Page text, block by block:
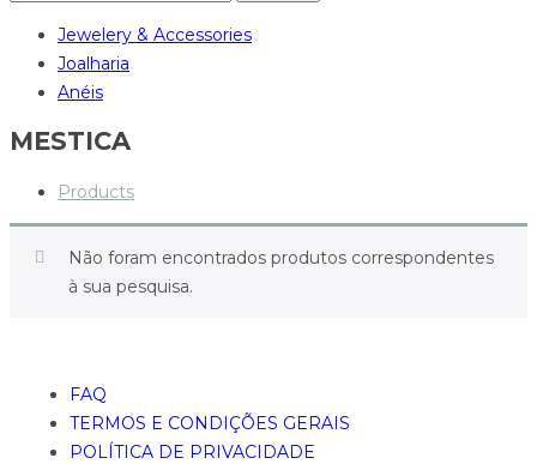
Jewelery & Accessories
Joalharia
Anéis
MESTICA
Products
Não foram encontrados produtos correspondentes
à sua pesquisa.
FAQ
TERMOS E CONDIÇÕES GERAIS
POLÍTICA DE PRIVACIDADE